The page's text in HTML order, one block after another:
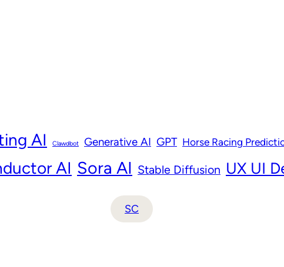
AI Clawdbot Generative AI GPT Horse Racing
AI Sora AI Stable Diffusion UX UI
SC